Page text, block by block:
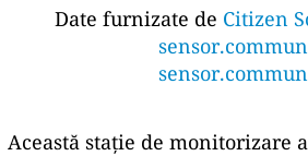
Date furnizate de Citizen
Această stație de monitorizare